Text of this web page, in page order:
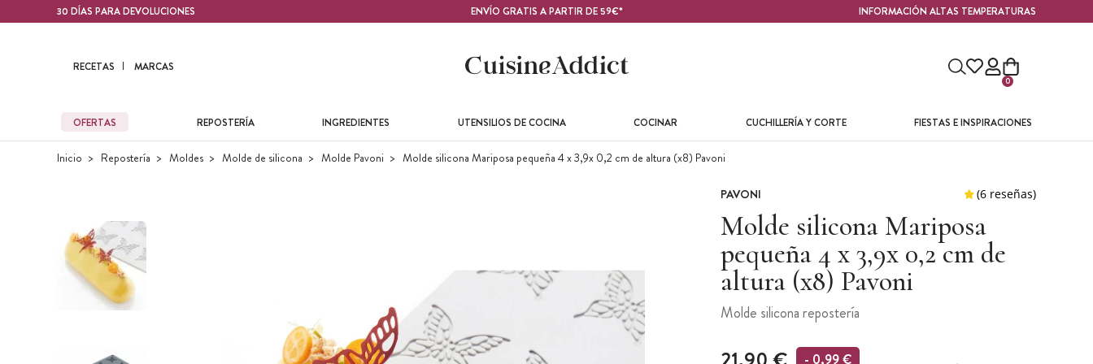
Contenido principal30 DÍAS PARA DEVOLUCIONES ENVÍO GRATIS A PARTIR DE 59€* INFORMACIÓN ALTAS TEMPERATURAS
RECETAS MARCAS
0
OFERTAS REPOSTERÍA INGREDIENTES UTENSILIOS DE COCINA COCINAR CUCHILLERÍA Y CORTE FIESTAS E INSPIRACIONES
Inicio Repostería Moldes Molde de silicona Molde Pavoni Molde silicona Mariposa pequeña 4 x 3,9x 0,2 cm de altura (x8) Pavoni
PAVONI
Molde silicona Mariposa
pequeña 4 x 3,9x 0,2 cm de
altura (x8) Pavoni
Molde silicona repostería
- 0,99 €